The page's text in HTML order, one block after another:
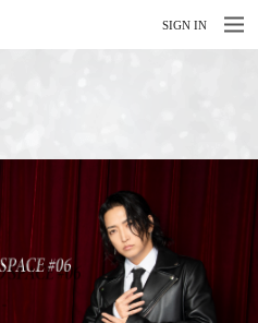
SIGN IN
NEWS
MOVIES
MEDIA